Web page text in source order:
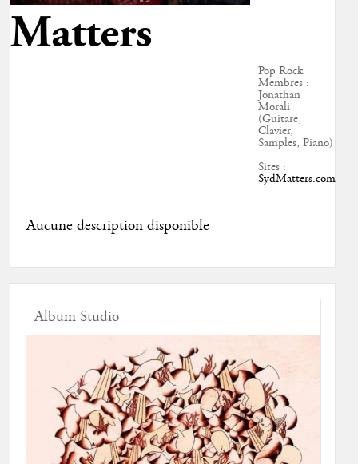
Matters
Pop Rock
Membres :
Jonathan
Morali
(Guitare,
Clavier,
Samples, Piano)
Sites :
SydMatters.com
Aucune description disponible
Album Studio